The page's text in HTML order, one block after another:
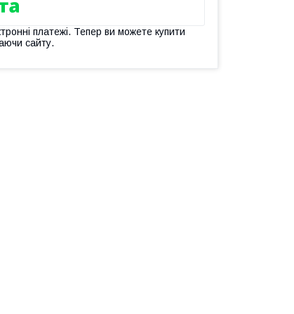
платежі. Тепер ви можете купити
сайту.